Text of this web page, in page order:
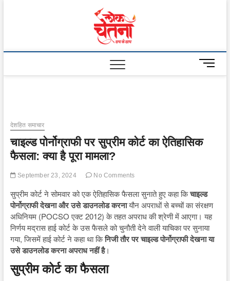
M
e
t
देशहित समाचार
चाइल्ड पोर्नोग्राफी पर सुप्रीम कोर्ट का ऐतिहासिक
फैसला: क्या है पूरा मामला?
September 23, 2024 No Comments
सुप्रीम कोर्ट ने सोमवार को एक ऐतिहासिक फैसला सुनाते हुए कहा किचाइल्ड
पोर्नोग्राफी देखना और उसे डाउनलोड करनायौन अपराधों से बच्चों का संरक्षण
अधिनियम (POCSO एक्ट 2012) के तहत अपराध की श्रेणी में आएगा। यह
निर्णय मद्रास हाई कोर्ट के उस फैसले को चुनौती देने वाली याचिका पर सुनाया
गया, जिसमें हाई कोर्ट ने कहा था किनिजी तौर पर चाइल्ड पोर्नोग्राफी देखना या
उसे डाउनलोड करना अपराध नहीं है।
सुप्रीम कोर्ट का फैसला